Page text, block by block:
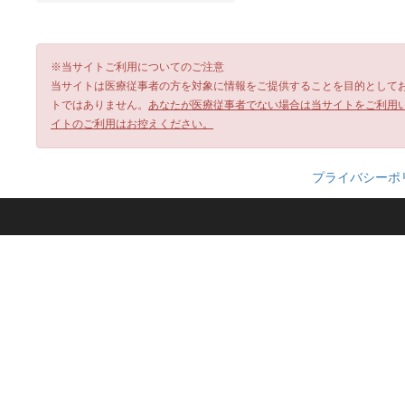
※当サイトご利用についてのご注意
当サイトは医療従事者の方を対象に情報をご提供することを目的とし
トではありません。 あなたが医療従事者でない場合は当サイトをご利
イトのご利用はお控えください。
プライバシーポ